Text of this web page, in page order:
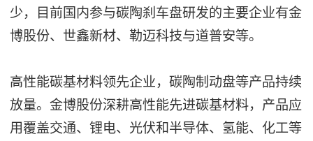
少，目前国内参与碳陶刹车盘研发的主要企业有金
博股份、世鑫新材、勒迈科技与道普安等。
高性能碳基材料领先企业，碳陶制动盘等产品持续
放量。金博股份深耕高性能先进碳基材料，产品应
用覆盖交通、锂电、光伏和半导体、氢能、化工等